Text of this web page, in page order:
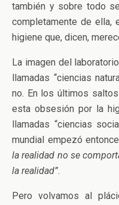
también y sobre todo
completamente de ella,
higiene que, dicen,
La imagen del
llamadas “ciencias
no. En los últimos
esta obsesión por la
llamadas “ciencias
mundial empezó
la realidad no se
la realidad”.
Pero volvamos al